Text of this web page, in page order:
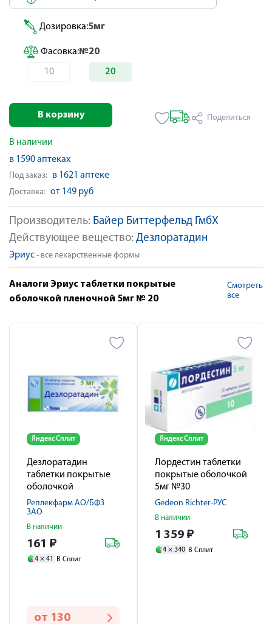
Производитель: Байер Биттерфельд ГмбХ
Действующее вещество: Дезлоратадин
Эриус - все лекарственные формы
Дозировка:5мг
Фасовка:№20
10 20
В корзину Поделиться
В наличии
в 1590 аптеках
Под заказ: в 1621 аптеке
Доставка: от 149 руб
Аналоги Эриус таблетки покрытые
оболочкой пленочной 5мг № 20
Смотреть
все
Яндекс Сплит
Дезлоратадин
таблетки покрытые
оболочкой
пленочной 5мг № 10
Реплекфарм АО/БФЗ
ЗАО
В наличии
161 ₽
4 × 41 В Сплит
от 130
Яндекс Сплит
Лордестин таблетки
покрытые оболочкой
5мг №30
Gedeon Richter-РУС
В наличии
1 359 ₽
4 × 340 В Сплит